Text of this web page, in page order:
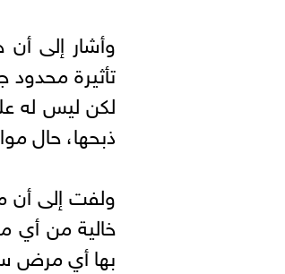
وأشار إلى
تأثيرة محدود
لكن ليس له
ذبحها، حال
ولفت إلى أن
خالية من أي
بها أي مرض